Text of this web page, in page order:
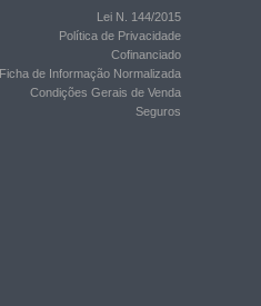
Lei N. 144/2015
Política de Privacidade
Cofinanciado
Ficha de Informação Normalizada
Condições Gerais de Venda
Seguros